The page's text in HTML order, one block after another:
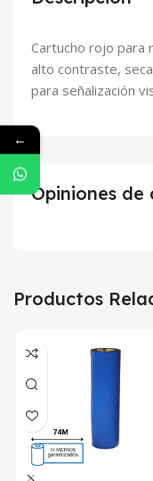
Cartucho rojo para
alto contraste,
para señalización
Opiniones de
Productos
←